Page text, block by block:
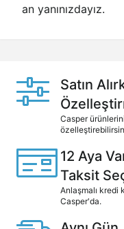
an yanınızdayız.
Satın
Casper
12 Aya
Taksit
Anlaşmalı kredi
Casper'da.